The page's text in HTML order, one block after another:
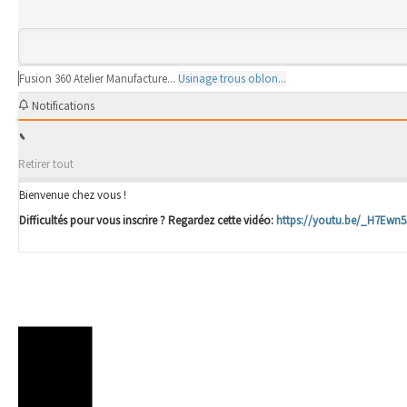
Fusion 360Atelier Manufacture... Usinage trous oblon...
Notifications
Retirer tout
Bienvenue chez vous !
Difficultés pour vous inscrire ? Regardez cette vidéo: https://youtu.be/